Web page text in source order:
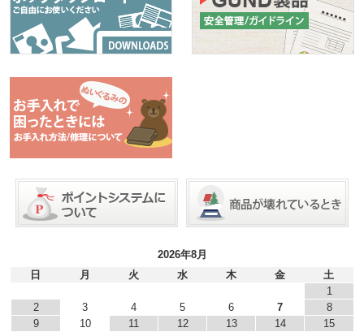
2026年8月
日
月 火 水 木 金
土
1
2
3 4 5 6 7
8
9
10 11 12 13 14
15